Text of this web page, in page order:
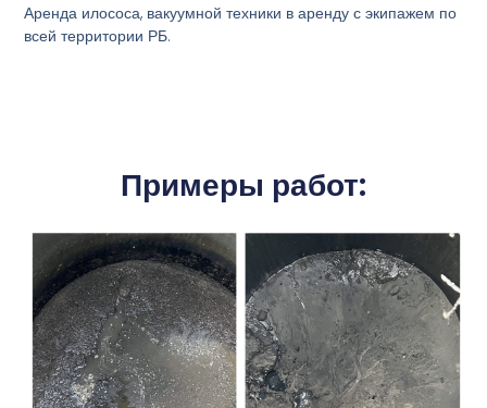
Аренда илососа, вакуумной техники в аренду с экипажем по
всей территории РБ.
Примеры работ: